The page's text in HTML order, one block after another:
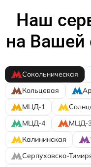
Наш
на Вашей
Сокольническая
Кольцевая
МЦД-1
МЦД-4
МЦД-
Калининская
Серпуховско-